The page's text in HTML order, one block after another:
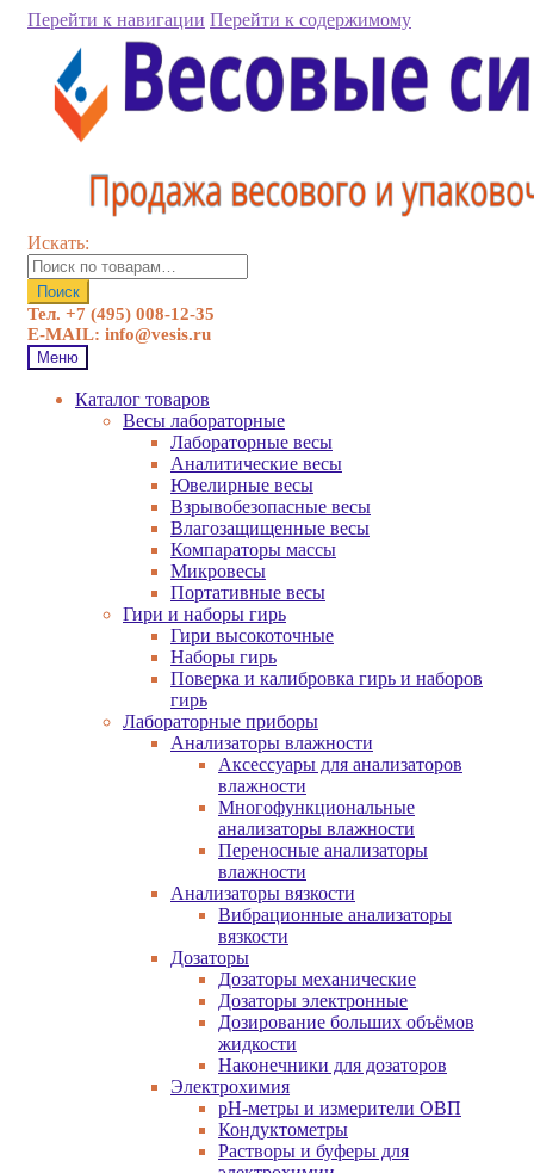
Перейти к навигации Перейти к содержимому
Искать:
Поиск
Тел. +7 (495) 008-12-35
E-MAIL: info@vesis.ru
Меню
Каталог товаров
Весы лабораторные
Лабораторные весы
Аналитические весы
Ювелирные весы
Взрывобезопасные весы
Влагозащищенные весы
Компараторы массы
Микровесы
Портативные весы
Гири и наборы гирь
Гири высокоточные
Наборы гирь
Поверка и калибровка гирь и наборов
гирь
Лабораторные приборы
Анализаторы влажности
Аксессуары для анализаторов
влажности
Многофункциональные
анализаторы влажности
Переносные анализаторы
влажности
Анализаторы вязкости
Вибрационные анализаторы
вязкости
Дозаторы
Дозаторы механические
Дозаторы электронные
Дозирование больших объёмов
жидкости
Наконечники для дозаторов
Электрохимия
pH-метры и измерители ОВП
Кондуктометры
Растворы и буферы для